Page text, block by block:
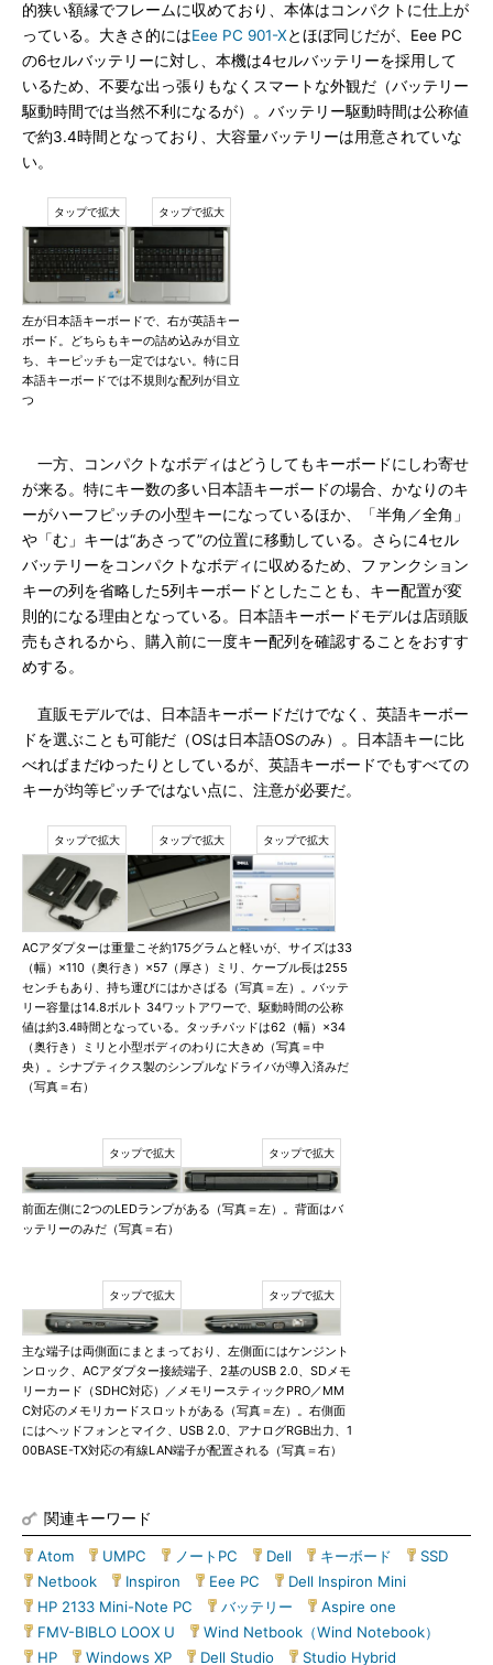
的狭い額縁でフレームに収めており、本体はコンパクトに仕上が
っている。大きさ的にはEee PC 901-Xとほぼ同じだが、Eee PC
の6セルバッテリーに対し、本機は4セルバッテリーを採用して
いるため、不要な出っ張りもなくスマートな外観だ（バッテリー
駆動時間では当然不利になるが）。バッテリー駆動時間は公称値
で約3.4時間となっており、大容量バッテリーは用意されていな
い。
左が日本語キーボードで、右が英語キー
ボード。どちらもキーの詰め込みが目立
ち、キーピッチも一定ではない。特に日
本語キーボードでは不規則な配列が目立
つ
一方、コンパクトなボディはどうしてもキーボードにしわ寄せ
が来る。特にキー数の多い日本語キーボードの場合、かなりのキ
ーがハーフピッチの小型キーになっているほか、「半角／全角」
や「む」キーは“あさって”の位置に移動している。さらに4セル
バッテリーをコンパクトなボディに収めるため、ファンクション
キーの列を省略した5列キーボードとしたことも、キー配置が変
則的になる理由となっている。日本語キーボードモデルは店頭販
売もされるから、購入前に一度キー配列を確認することをおすす
めする。
直販モデルでは、日本語キーボードだけでなく、英語キーボー
ドを選ぶことも可能だ（OSは日本語OSのみ）。日本語キーに比
べればまだゆったりとしているが、英語キーボードでもすべての
キーが均等ピッチではない点に、注意が必要だ。
ACアダプターは重量こそ約175グラムと軽いが、サイズは33
（幅）×110（奥行き）×57（厚さ）ミリ、ケーブル長は255
センチもあり、持ち運びにはかさばる（写真＝左）。バッテ
リー容量は14.8ボルト 34ワットアワーで、駆動時間の公称
値は約3.4時間となっている。タッチパッドは62（幅）×34
（奥行き）ミリと小型ボディのわりに大きめ（写真＝中
央）。シナプティクス製のシンプルなドライバが導入済みだ
（写真＝右）
前面左側に2つのLEDランプがある（写真＝左）。背面はバ
ッテリーのみだ（写真＝右）
主な端子は両側面にまとまっており、左側面にはケンジント
ンロック、ACアダプター接続端子、2基のUSB 2.0、SDメモ
リーカード（SDHC対応）／メモリースティックPRO／MM
C対応のメモリカードスロットがある（写真＝左）。右側面
にはヘッドフォンとマイク、USB 2.0、アナログRGB出力、1
00BASE-TX対応の有線LAN端子が配置される（写真＝右）
関連キーワード
Atom UMPC ノートPC Dell キーボード SSD
Netbook
Inspiron Eee PC Dell Inspiron Mini
HP 2133 Mini-Note PC
バッテリー Aspire one
FMV-BIBLO LOOX U
Wind Netbook（Wind Notebook）
HP
Windows XP Dell Studio Studio Hybrid